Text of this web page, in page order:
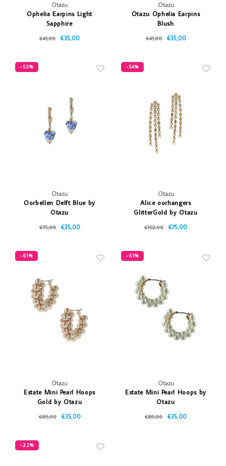
Otazu
Ophelia Earpins Light
Sapphire
€41,00 €35,00
Otazu
Otazu Ophelia Earpins
Blush
€41,00 €35,00
-53%
Otazu
Oorbellen Delft Blue by
Otazu
€75,00 €35,00
-54%
Otazu
Alice oorhangers
GlitterGold by Otazu
€162,00 €75,00
-61%
Otazu
Estate Mini Pearl Hoops
Gold by Otazu
€89,00 €35,00
-61%
Otazu
Estate Mini Pearl Hoops by
Otazu
€89,00 €35,00
-22%